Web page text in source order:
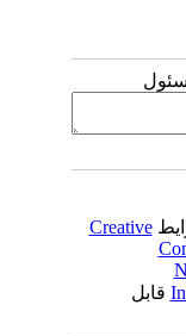
Creative
قابل